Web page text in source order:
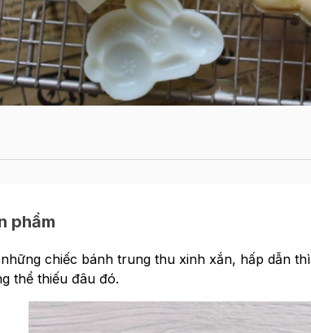
phẩm
chiếc bánh trung thu xinh xắn, hấp dẫn thì
thể thiếu đâu đó.